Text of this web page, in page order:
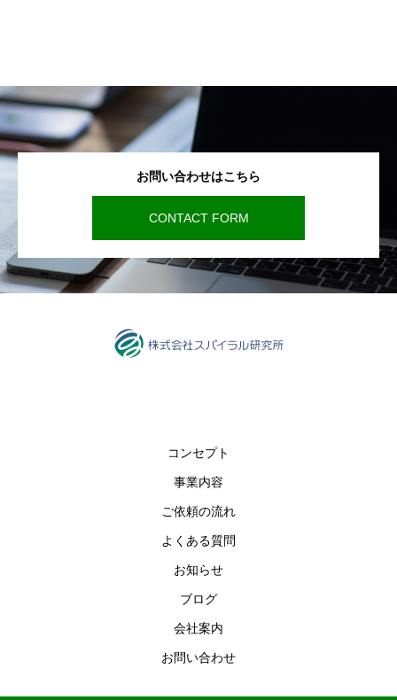
お問い合わせはこちら
CONTACT FORM
コンセプト
事業内容
ご依頼の流れ
よくある質問
お知らせ
ブログ
会社案内
お問い合わせ